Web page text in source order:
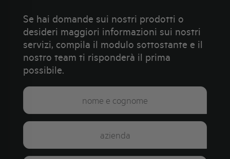
Se hai domande sui nostri prodotti o
desideri maggiori informazioni sui nostri
servizi, compila il modulo sottostante e il
nostro team ti risponderà il prima
possibile.